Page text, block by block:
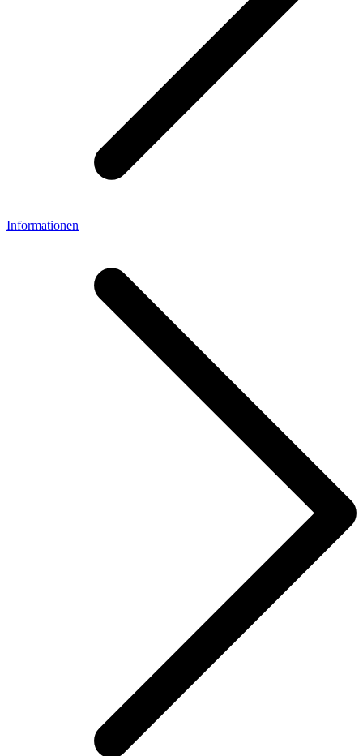
Informationen